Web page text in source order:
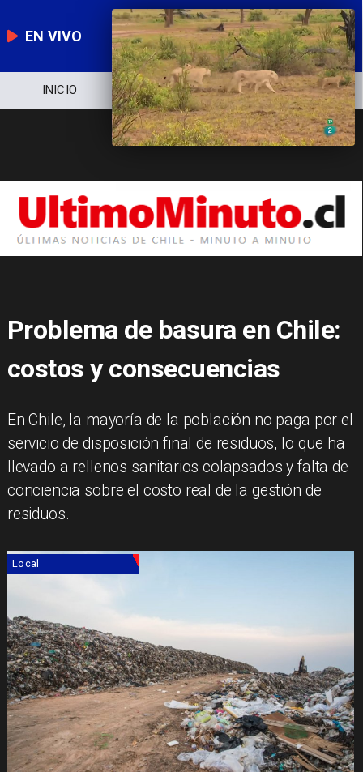
EN VIVO
NOTICIERO POLÍTICA ECONOMÍA
Problema de basura en Chile:
costos y consecuencias
En Chile, la mayoría de la población no paga por el
servicio de disposición final de residuos, lo que ha
llevado a rellenos sanitarios colapsados y falta de
conciencia sobre el costo real de la gestión de
residuos.
Local